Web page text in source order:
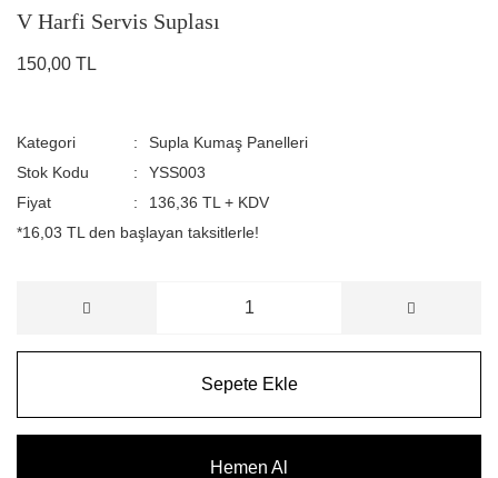
V Harfi Servis Suplası
150,00 TL
Kategori
Supla Kumaş Panelleri
Stok Kodu
YSS003
Fiyat
136,36 TL + KDV
*16,03 TL den başlayan taksitlerle!
Sepete Ekle
Hemen Al